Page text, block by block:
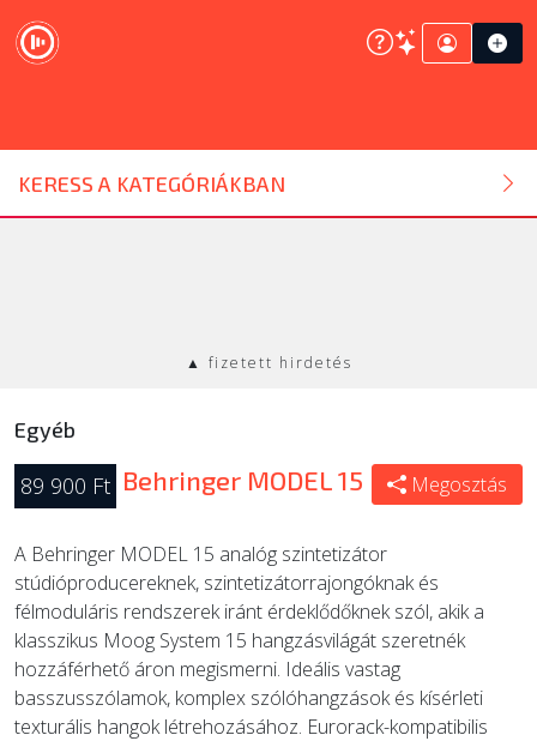
KERESS A KATEGÓRIÁKBAN
DJ ESZKÖZ
HANGTECHNIKA
EGYÉB
SZOLGÁLTATÁSOK
ÚJ TERMÉKEK
▲ fizetett hirdetés
Egyéb
89 900 Ft Behringer MODEL 15 Megosztás
A Behringer MODEL 15 analóg szintetizátor
stúdióproducereknek, szintetizátorrajongóknak és
félmoduláris rendszerek iránt érdeklődőknek szól, akik a
klasszikus Moog System 15 hangzásvilágát szeretnék
hozzáférhető áron megismerni. Ideális vastag
basszusszólamok, komplex szólóhangzások és kísérleti
texturális hangok létrehozásához. Eurorack-kompatibilis